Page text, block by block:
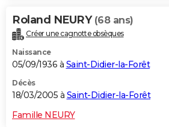
Roland NEURY (68 ans)
Créer une cagnotte obsèques
Naissance
05/09/1936 à Saint-Didier-la-Forêt
Décès
18/03/2005 à Saint-Didier-la-Forêt
Famille NEURY